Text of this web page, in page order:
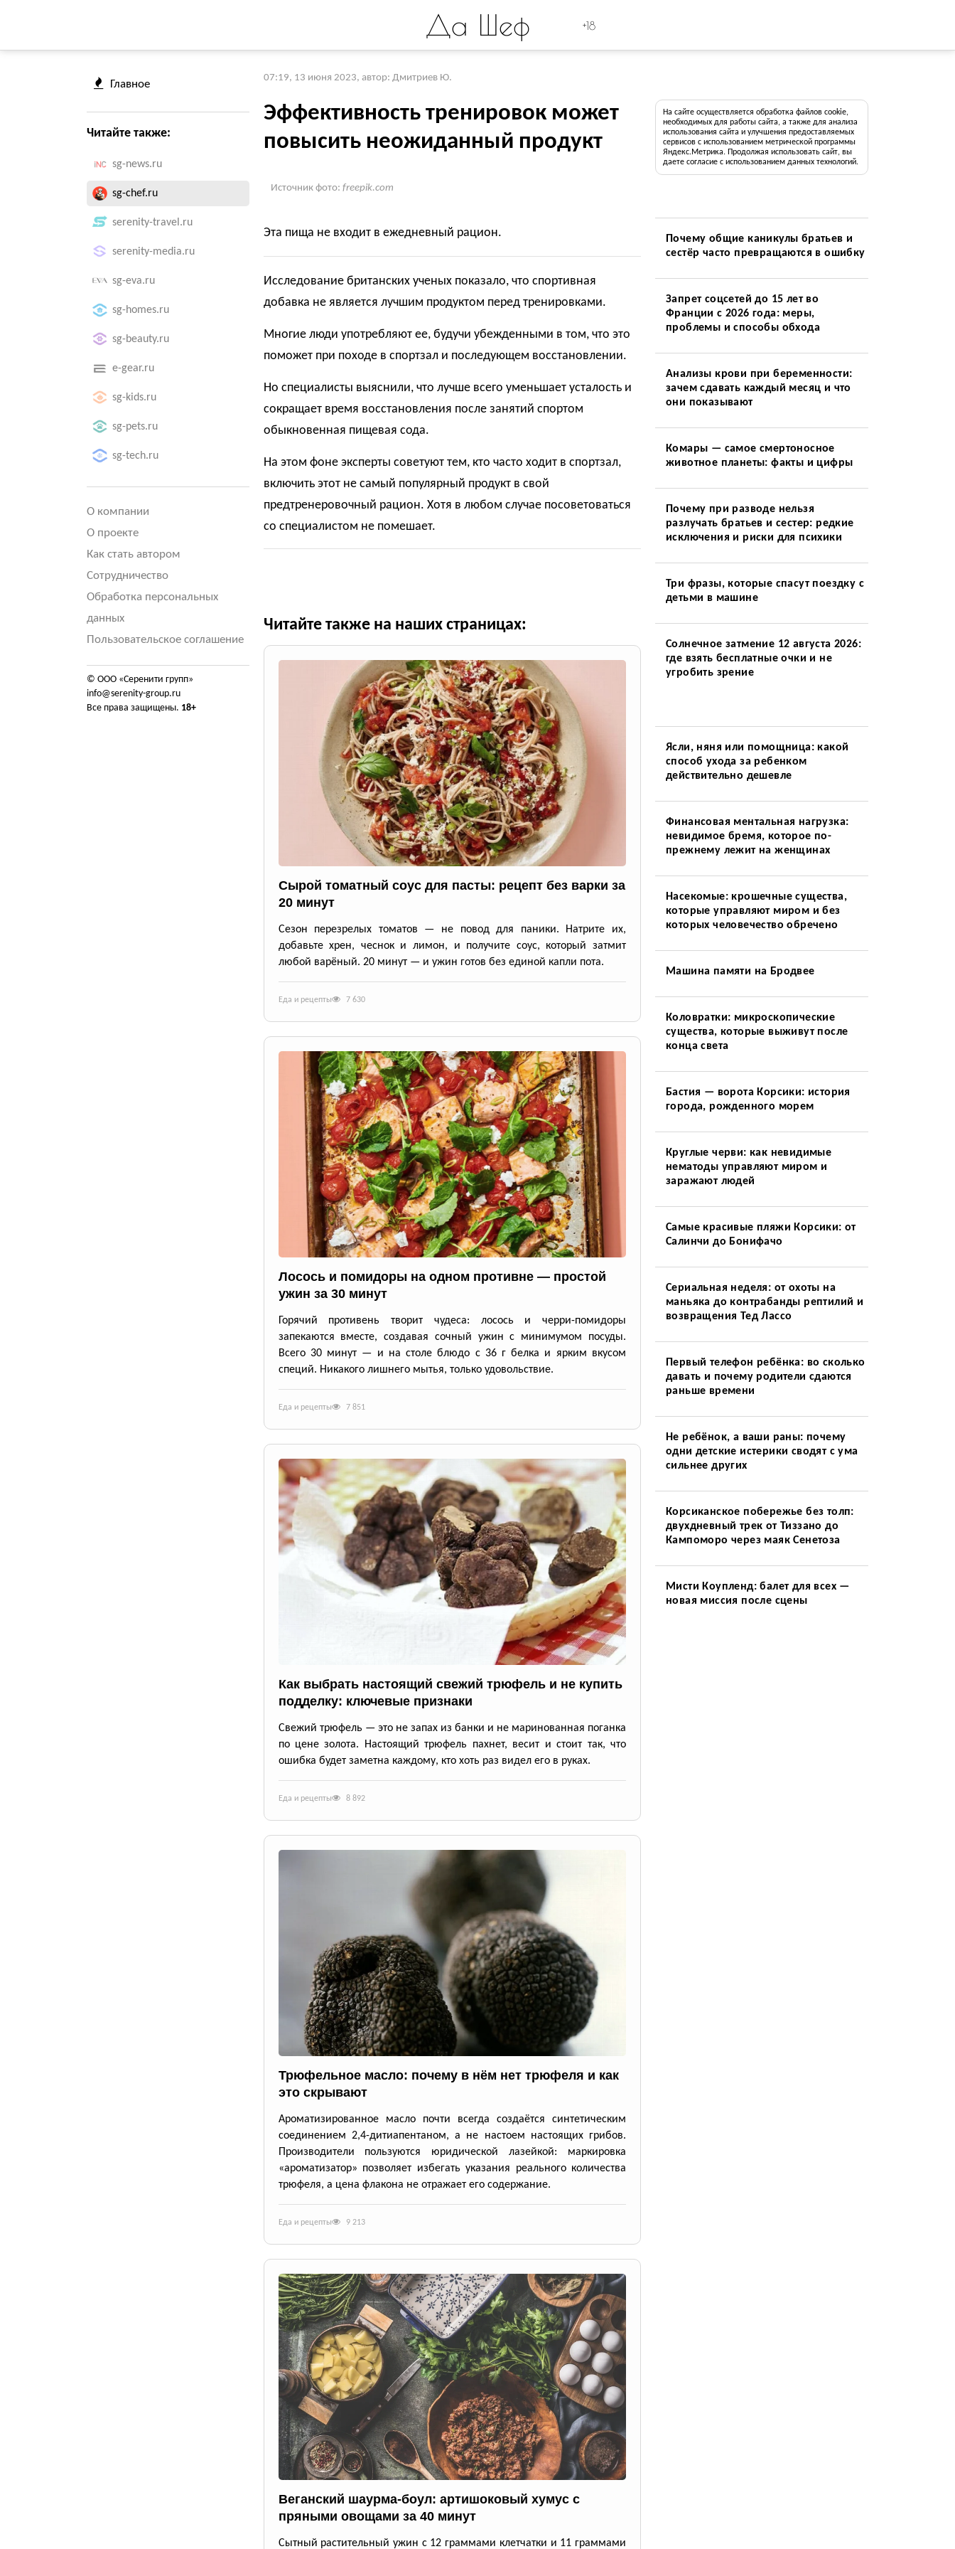
Да Шеф +18
Главное
Читайте также:
sg-news.ru
sg-chef.ru
serenity-travel.ru
serenity-media.ru
sg-eva.ru
sg-homes.ru
sg-beauty.ru
e-gear.ru
sg-kids.ru
sg-pets.ru
sg-tech.ru
О компании
О проекте
Как стать автором
Сотрудничество
Обработка персональных
данных
Пользовательское соглашение
© ООО «Серенити групп»
info@serenity-group.ru
Все права защищены. 18+
07:19, 13 июня 2023, автор: Дмитриев Ю.
Эффективность тренировок может
повысить неожиданный продукт
Источник фото: freepik.com
Эта пища не входит в ежедневный рацион.
Исследование британских ученых показало, что спортивная
добавка не является лучшим продуктом перед тренировками.
Многие люди употребляют ее, будучи убежденными в том, что это
поможет при походе в спортзал и последующем восстановлении.
Но специалисты выяснили, что лучше всего уменьшает усталость и
сокращает время восстановления после занятий спортом
обыкновенная пищевая сода.
На этом фоне эксперты советуют тем, кто часто ходит в спортзал,
включить этот не самый популярный продукт в свой
предтренеровочный рацион. Хотя в любом случае посоветоваться
со специалистом не помешает.
Читайте также на наших страницах:
Сырой томатный соус для пасты: рецепт без варки за
20 минут
Сезон перезрелых томатов — не повод для паники. Натрите их,
добавьте хрен, чеснок и лимон, и получите соус, который затмит
любой варёный. 20 минут — и ужин готов без единой капли пота.
Еда и рецепты 7 630
Лосось и помидоры на одном противне — простой
ужин за 30 минут
Горячий противень творит чудеса: лосось и черри-помидоры
запекаются вместе, создавая сочный ужин с минимумом посуды.
Всего 30 минут — и на столе блюдо с 36 г белка и ярким вкусом
специй. Никакого лишнего мытья, только удовольствие.
Еда и рецепты 7 851
Как выбрать настоящий свежий трюфель и не купить
подделку: ключевые признаки
Свежий трюфель — это не запах из банки и не маринованная поганка
по цене золота. Настоящий трюфель пахнет, весит и стоит так, что
ошибка будет заметна каждому, кто хоть раз видел его в руках.
Еда и рецепты 8 892
Трюфельное масло: почему в нём нет трюфеля и как
это скрывают
Ароматизированное масло почти всегда создаётся синтетическим
соединением 2,4-дитиапентаном, а не настоем настоящих грибов.
Производители пользуются юридической лазейкой: маркировка
«ароматизатор» позволяет избегать указания реального количества
трюфеля, а цена флакона не отражает его содержание.
Еда и рецепты 9 213
Веганский шаурма-боул: артишоковый хумус с
пряными овощами за 40 минут
Сытный растительный ужин с 12 граммами клетчатки и 11 граммами
На сайте осуществляется обработка файлов cookie,
необходимых для работы сайта, а также для анализа
использования сайта и улучшения предоставляемых
сервисов с использованием метрической программы
Яндекс.Метрика. Продолжая использовать сайт, вы
даете согласие с использованием данных технологий.
Почему общие каникулы братьев и
сестёр часто превращаются в ошибку
Запрет соцсетей до 15 лет во
Франции с 2026 года: меры,
проблемы и способы обхода
Анализы крови при беременности:
зачем сдавать каждый месяц и что
они показывают
Комары — самое смертоносное
животное планеты: факты и цифры
Почему при разводе нельзя
разлучать братьев и сестер: редкие
исключения и риски для психики
Три фразы, которые спасут поездку с
детьми в машине
Солнечное затмение 12 августа 2026:
где взять бесплатные очки и не
угробить зрение
Ясли, няня или помощница: какой
способ ухода за ребенком
действительно дешевле
Финансовая ментальная нагрузка:
невидимое бремя, которое по-
прежнему лежит на женщинах
Насекомые: крошечные существа,
которые управляют миром и без
которых человечество обречено
Машина памяти на Бродвее
Коловратки: микроскопические
существа, которые выживут после
конца света
Бастия — ворота Корсики: история
города, рожденного морем
Круглые черви: как невидимые
нематоды управляют миром и
заражают людей
Самые красивые пляжи Корсики: от
Салинчи до Бонифачо
Сериальная неделя: от охоты на
маньяка до контрабанды рептилий и
возвращения Тед Лассо
Первый телефон ребёнка: во сколько
давать и почему родители сдаются
раньше времени
Не ребёнок, а ваши раны: почему
одни детские истерики сводят с ума
сильнее других
Корсиканское побережье без толп:
двухдневный трек от Тиззано до
Кампоморо через маяк Сенетоза
Мисти Коупленд: балет для всех —
новая миссия после сцены